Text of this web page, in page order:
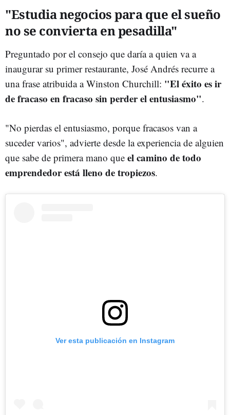
"Estudia negocios para que el sueño
no se convierta en pesadilla"
Preguntado por el consejo que daría a quien va a
inaugurar su primer restaurante, José Andrés recurre a
una frase atribuida a Winston Churchill: "El éxito es ir
de fracaso en fracaso sin perder el entusiasmo".
"No pierdas el entusiasmo, porque fracasos van a
suceder varios", advierte desde la experiencia de alguien
que sabe de primera mano que el camino de todo
emprendedor está lleno de tropiezos.
Ver esta publicación en Instagram